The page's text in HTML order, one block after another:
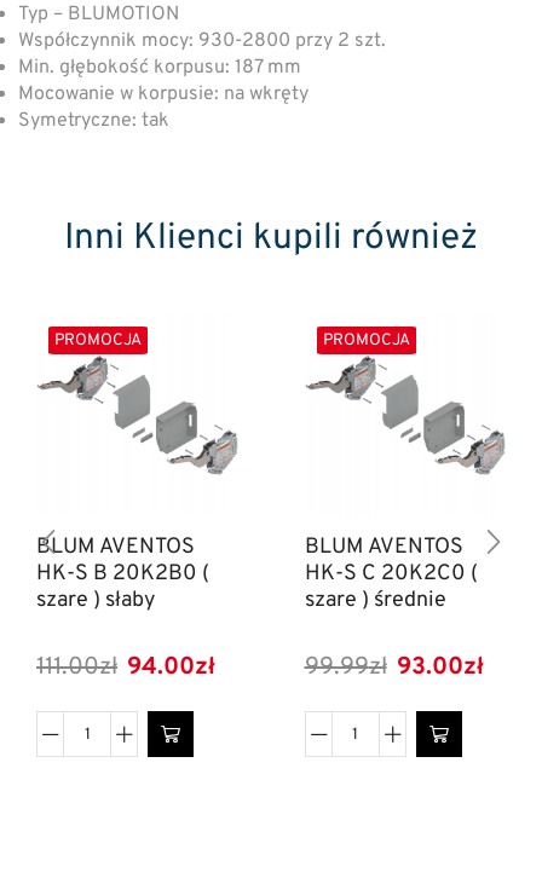
Typ – BLUMOTION
Współczynnik mocy: 930-2800 przy 2 szt.
Min. głębokość korpusu: 187 mm
Mocowanie w korpusie: na wkręty
Symetryczne: tak
Inni Klienci kupili również
PROMOCJA
BLUM AVENTOS
HK-S B 20K2B0 (
szare ) słaby
111.00zł 94.00zł
PROMOCJA
BLUM AVENTOS
HK-S C 20K2C0 (
szare ) średnie
99.99zł 93.00zł